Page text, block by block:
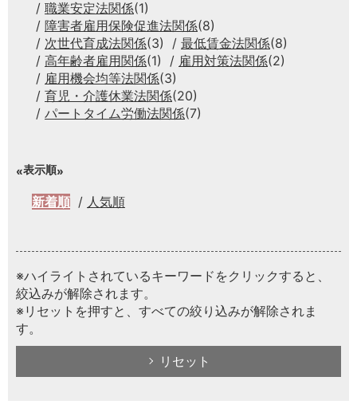
職業安定法関係(1)
障害者雇用保険促進法関係(8)
次世代育成法関係(3) 最低賃金法関係(8)
高年齢者雇用関係(1) 雇用対策法関係(2)
雇用機会均等法関係(3)
育児・介護休業法関係(20)
パートタイム労働法関係(7)
表示順
新着順 人気順
※ハイライトされているキーワードをクリックすると、
絞込みが解除されます。
※リセットを押すと、すべての絞り込みが解除されま
す。
リセット